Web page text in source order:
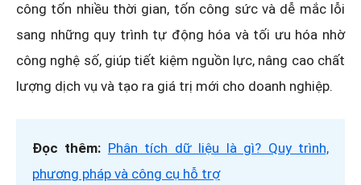
công tốn nhiều thời gian, tốn công sức và dễ mắc lỗi
sang những quy trình tự động hóa và tối ưu hóa nhờ
công nghệ số, giúp tiết kiệm nguồn lực, nâng cao chất
lượng dịch vụ và tạo ra giá trị mới cho doanh nghiệp.
Đọc thêm: Phân tích dữ liệu là gì? Quy trình,
phương pháp và công cụ hỗ trợ